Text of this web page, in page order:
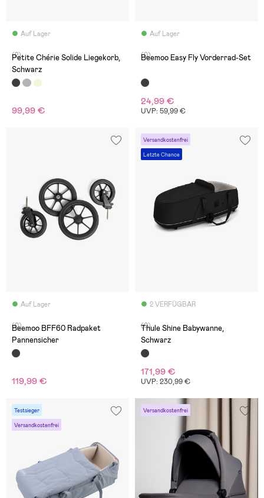
Auf Lager
(2)
Petite Chérie Solide Liegekorb,
Schwarz
99,99 €
Auf Lager
(0)
Beemoo Easy Fly Vorderrad-Set
24,99 €
UVP: 59,99 €
Auf Lager
(0)
Beemoo BFF60 Radpaket
Pannensicher
119,99 €
Versandkostenfrei
Letzte Chance
2 VERFÜGBAR
(0)
Thule Shine Babywanne,
Schwarz
171,99 €
UVP: 230,99 €
Testsieger
Versandkostenfrei
Versandkostenfrei